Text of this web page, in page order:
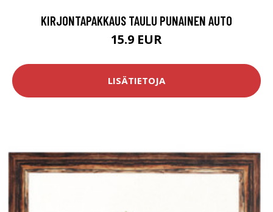
KIRJONTAPAKKAUS TAULU PUNAINEN AUTO
15.9 EUR
LISÄTIETOJA